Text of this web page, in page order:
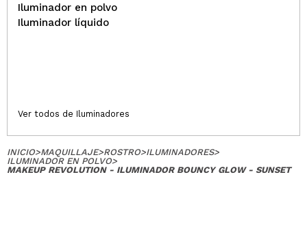
Iluminador en polvo
Iluminador líquido
Ver todos de Iluminadores
INICIO>MAQUILLAJE>ROSTRO>ILUMINADORES>
ILUMINADOR EN POLVO>
MAKEUP REVOLUTION - ILUMINADOR BOUNCY GLOW - SUNSET